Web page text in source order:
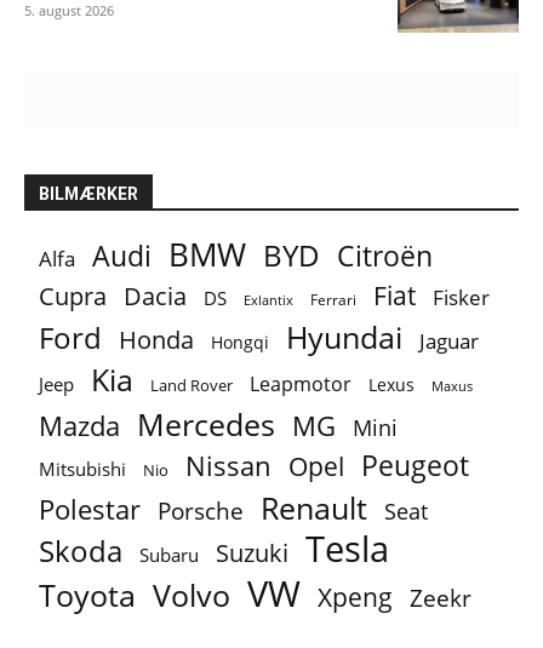
5. august 2026
BILMÆRKER
Alfa Audi BMW BYD Citroën
Cupra Dacia DS Exlantix Ferrari Fiat Fisker
Ford Honda Hongqi Hyundai Jaguar
Jeep Kia Land Rover Leapmotor Lexus Maxus
Mazda Mercedes MG Mini
Mitsubishi Nio Nissan Opel Peugeot
Polestar Porsche Renault Seat
Skoda Subaru Suzuki Tesla
Toyota Volvo VW Xpeng Zeekr